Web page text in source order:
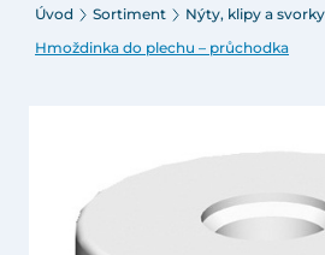
Úvod Sortiment
Nýty, klipy a svorky
Hmoždinka do plechu – průchodka